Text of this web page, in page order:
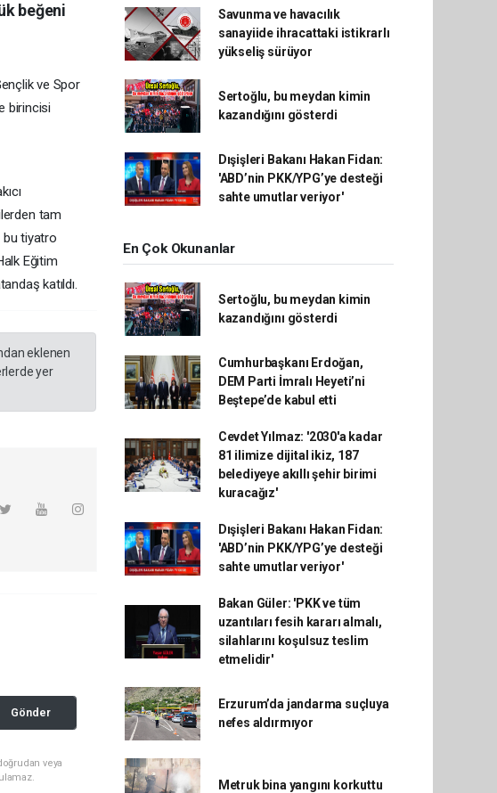
beğeni
ve Spor
birincisi
tam
bu tiyatro
Eğitim
katıldı.
eklenen
yer
Gönder
veya
Savunma ve havacılık
sanayiide ihracattaki istikrarlı
yükseliş sürüyor
Sertoğlu, bu meydan kimin
kazandığını gösterdi
Dışişleri Bakanı Hakan Fidan:
'ABD’nin PKK/YPG’ye desteği
sahte umutlar veriyor'
En Çok Okunanlar
Sertoğlu, bu meydan kimin
kazandığını gösterdi
Cumhurbaşkanı Erdoğan,
DEM Parti İmralı Heyeti’ni
Beştepe’de kabul etti
Cevdet Yılmaz: '2030'a kadar
81 ilimize dijital ikiz, 187
belediyeye akıllı şehir birimi
kuracağız'
Dışişleri Bakanı Hakan Fidan:
'ABD’nin PKK/YPG’ye desteği
sahte umutlar veriyor'
Bakan Güler: 'PKK ve tüm
uzantıları fesih kararı almalı,
silahlarını koşulsuz teslim
etmelidir'
Erzurum’da jandarma suçluya
nefes aldırmıyor
Metruk bina yangını korkuttu